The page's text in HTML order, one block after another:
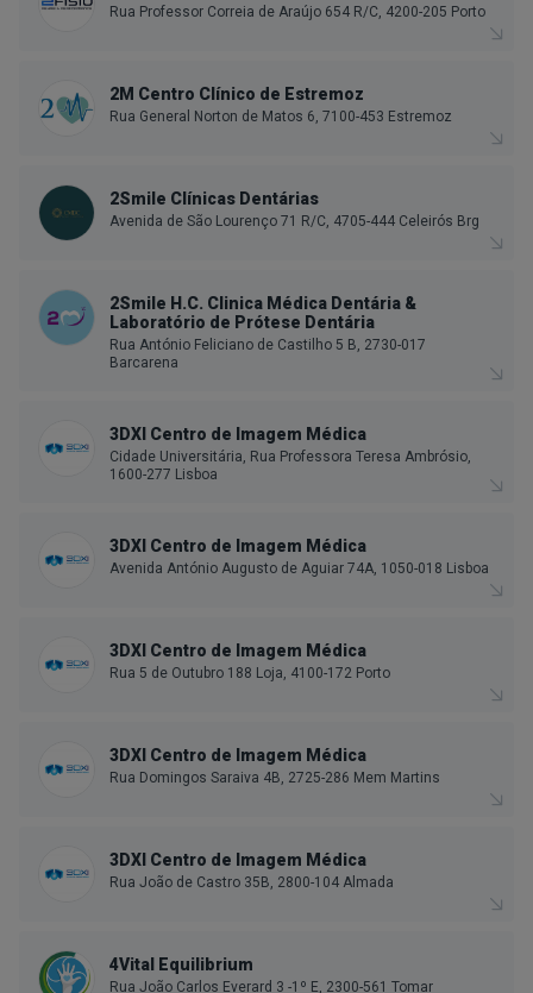
Rua Professor Correia de Araújo 654 R/C, 4200-205 Porto
2M Centro Clínico de Estremoz
Rua General Norton de Matos 6, 7100-453 Estremoz
2Smile Clínicas Dentárias
Avenida de São Lourenço 71 R/C, 4705-444 Celeirós Brg
2Smile H.C. Clinica Médica Dentária &
Laboratório de Prótese Dentária
Rua António Feliciano de Castilho 5 B, 2730-017
Barcarena
3DXI Centro de Imagem Médica
Cidade Universitária, Rua Professora Teresa Ambrósio,
1600-277 Lisboa
3DXI Centro de Imagem Médica
Avenida António Augusto de Aguiar 74A, 1050-018 Lisboa
3DXI Centro de Imagem Médica
Rua 5 de Outubro 188 Loja, 4100-172 Porto
3DXI Centro de Imagem Médica
Rua Domingos Saraiva 4B, 2725-286 Mem Martins
3DXI Centro de Imagem Médica
Rua João de Castro 35B, 2800-104 Almada
4Vital Equilibrium
Rua João Carlos Everard 3 -1º E, 2300-561 Tomar